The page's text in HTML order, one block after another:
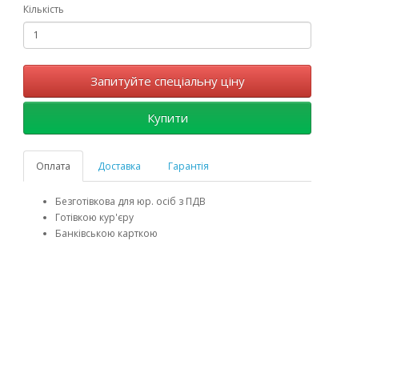
Кількість
Запитуйте спеціальну ціну
Купити
Оплата Доставка Гарантія
Безготівкова для юр. осіб з ПДВ
Готівкою кур'єру
Банківською карткою